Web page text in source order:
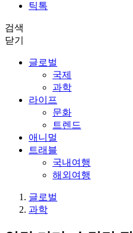
틱톡
검색
닫기
글로벌
국제
과학
라이프
문화
트렌드
애니멀
트래블
국내여행
해외여행
글로벌
과학